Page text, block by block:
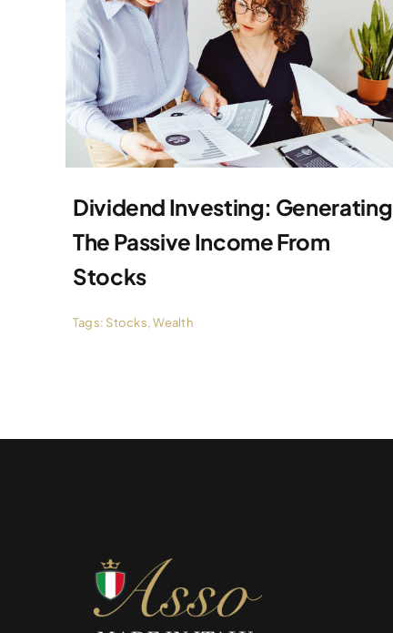
Dividend Investing: Generating
The Passive Income From
Stocks
Tags: Stocks,Wealth